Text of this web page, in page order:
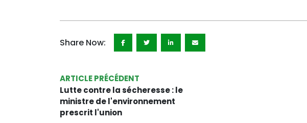
Share Now:
ARTICLE PRÉCÉDENT
Lutte contre la sécheresse : le
ministre de l'environnement
prescrit l'union